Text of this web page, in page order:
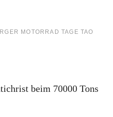
MOTORRAD TAGE TAO
beim 70000 Tons